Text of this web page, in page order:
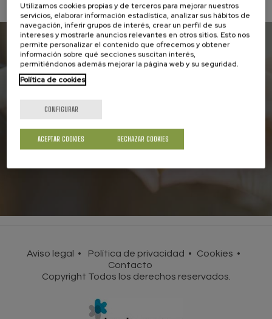
Asóciate a la UCE
Juntos seremos más fuertes en la defensa
de los derechos de los consumidores
HAZTE SOCIO
Aviso legal Política de privacidad
Cookies
Contacto
Copyright Todos los derechos reservados.
Utilizamos cookies propias y de terceros para mejorar nuestros
servicios, elaborar información estadística, analizar sus hábitos de
navegación, inferir grupos de interés, crear un perfil de sus
intereses y mostrarle anuncios relevantes en otros sitios. Esto nos
permite personalizar el contenido que ofrecemos y obtener
información sobre qué secciones suscitan interés,
permitiéndonos además mejorar la página web y su seguridad.
Política de cookies
CONFIGURAR
RECHAZAR COOKIES
ACEPTAR COOKIES